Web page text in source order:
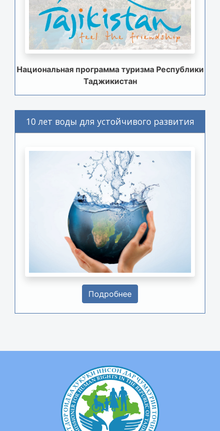
Национальная программа туризма Республики
Таджикистан
10 лет воды для устойчивого развития
Подробнее